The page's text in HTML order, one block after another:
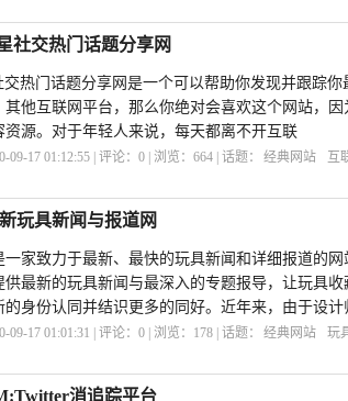
社交热门话题分享网
交热门话题分享网是一个可以帮助你发现并跟踪
其他互联网平台，那么你绝对会喜欢这个网站，
资源。对于年轻人来说，每天都离不开互联
09-17 01:12:55 | 评论：0 | 浏览：664 | 话题： 经典网站 互
玩具新闻与报道网
一家致力于最新、最快的玩具新闻和详细报道的
供最新的玩具新闻与最深入的专题报导，让玩具
的身份认同并结识更多的同好。近年来，由于设计
09-17 01:01:31 | 评论：0 | 浏览： 178 | 话题： 经典网站 玩
消追踪平台